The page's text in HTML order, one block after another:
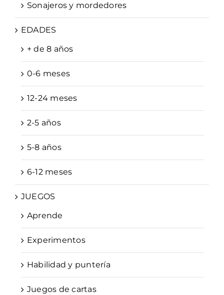
Sonajeros y mordedores
EDADES
+ de 8 años
0-6 meses
12-24 meses
2-5 años
5-8 años
6-12 meses
JUEGOS
Aprende
Experimentos
Habilidad y puntería
Juegos de cartas